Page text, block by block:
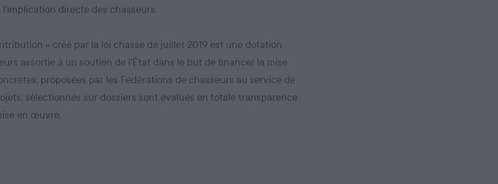
directe des chasseurs.
» créé par la loi chasse de juillet 2019 est une dotation
assortie à un soutien de l’État dans le but de financer la mise
proposées par les Fédérations de chasseurs au service de
sélectionnés sur dossiers sont évalués en totale transparence
en œuvre.